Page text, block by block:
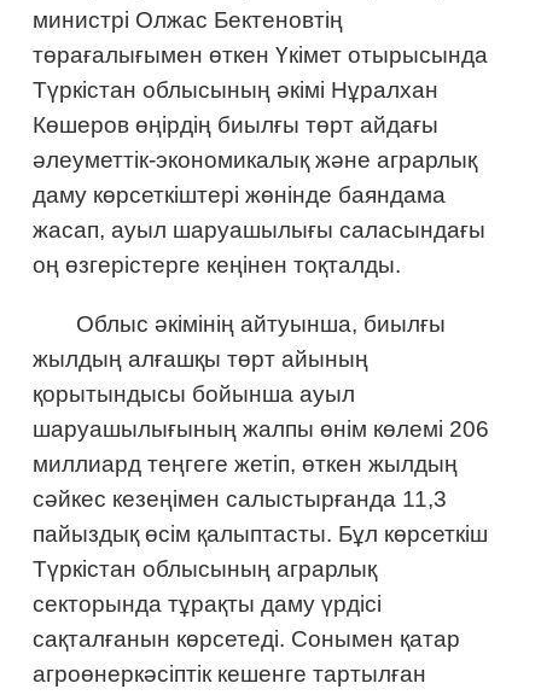
министрі Олжас Бектеновтің
төрағалығымен өткен Үкімет отырысында
Түркістан облысының әкімі Нұралхан
Көшеров өңірдің биылғы төрт айдағы
әлеуметтік-экономикалық және аграрлық
даму көрсеткіштері жөнінде баяндама
жасап, ауыл шаруашылығы саласындағы
оң өзгерістерге кеңінен тоқталды.
Облыс әкімінің айтуынша, биылғы
жылдың алғашқы төрт айының
қорытындысы бойынша ауыл
шаруашылығының жалпы өнім көлемі 206
миллиард теңгеге жетіп, өткен жылдың
сәйкес кезеңімен салыстырғанда 11,3
пайыздық өсім қалыптасты. Бұл көрсеткіш
Түркістан облысының аграрлық
секторында тұрақты даму үрдісі
сақталғанын көрсетеді. Сонымен қатар
агроөнеркәсіптік кешенге тартылған